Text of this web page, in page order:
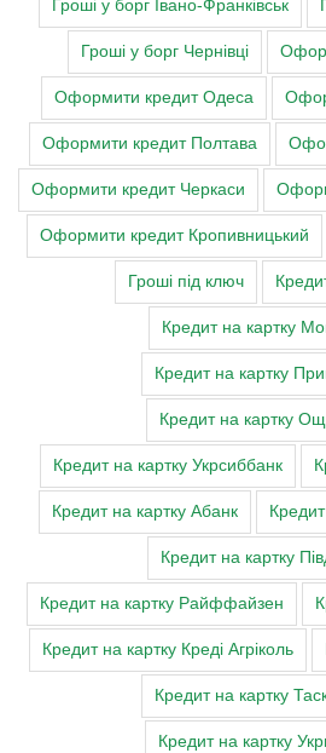
Гроші у борг Івано-Франківськ
Гроші у борг Чернівці
Оформити кредит Одеса
Оформити кредит Полтава
Оформити кредит Черкаси
Оформити кредит Кропивницький
Гроші під ключ
Кредит на картку
Кредит на картку
Кредит на картку
Кредит на картку Укрсиббанк
Кредит на картку Абанк
Кредит на картку
Кредит на картку Райффайзен
Кредит на картку Креді Агріколь
Кредит на картку
Кредит на картку